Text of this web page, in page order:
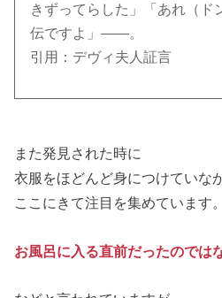
きずってらした」「あれ（ド
伝ですよ」――。
引用：デヴィ夫人証言
また発見された時に
衣服をほどんど身につけていな
ここにきて注目を集めています。
お風呂に入る直前だったのでは